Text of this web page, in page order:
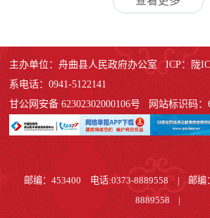
主办单位：舟曲县人民政府办公室 ICP：陇
系电话：0941-5122141
甘公网安备 62302302000106号 网站标识码：
邮编：453400 电话:0373-8889558 |
邮编
8889558
|